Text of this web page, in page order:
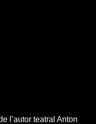
l’autor teatral Anton